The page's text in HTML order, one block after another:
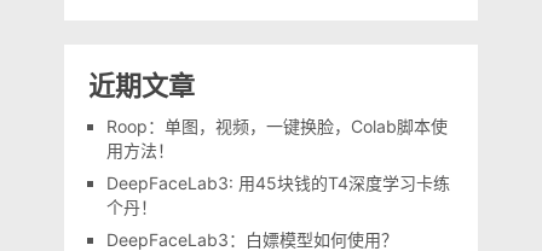
近期文章
Roop：单图，视频，一键换脸，Colab脚本使
用方法！
DeepFaceLab3: 用45块钱的T4深度学习卡练
个丹！
DeepFaceLab3：白嫖模型如何使用？